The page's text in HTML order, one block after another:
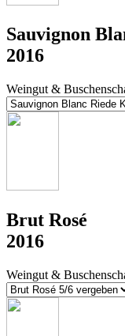
Sauvignon
2016
Weingut &
Brut Rosé
2016
Weingut &